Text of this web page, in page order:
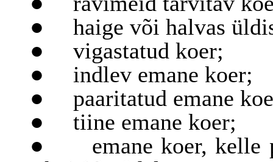
●
haige või halvas
●
vigastatud koer;
●
indlev emane koer;
●
paaritatud emane
●
tiine emane koer;
●
emane koer, kelle